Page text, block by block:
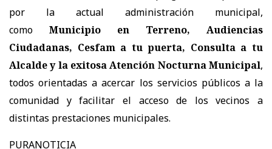
por la actual administración municipal,
como
Municipio en Terreno, Audiencias
Ciudadanas, Cesfam a tu puerta, Consulta a tu
Alcalde y la exitosa Atención Nocturna Municipal,
todos orientadas a acercar los servicios públicos a la
comunidad y facilitar el acceso de los vecinos a
distintas prestaciones municipales.
PURANOTICIA